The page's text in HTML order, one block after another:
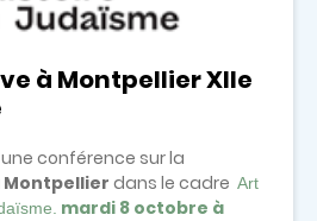
à Montpellier XIIe
conférence sur la
Montpellier dans le cadre Art
mardi 8 octobre à